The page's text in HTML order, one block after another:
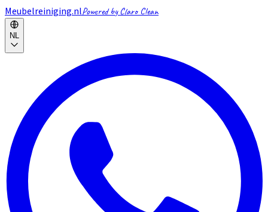
Meubelreiniging.nlPowered by Claro Clean
NL